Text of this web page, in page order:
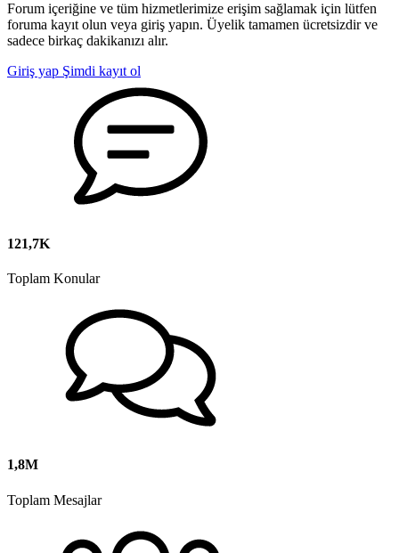
Forum içeriğine ve tüm hizmetlerimize erişim sağlamak için lütfen
foruma kayıt olun veya giriş yapın. Üyelik tamamen ücretsizdir ve
sadece birkaç dakikanızı alır.
Giriş yap Şimdi kayıt ol
121,7K
Toplam Konular
1,8M
Toplam Mesajlar